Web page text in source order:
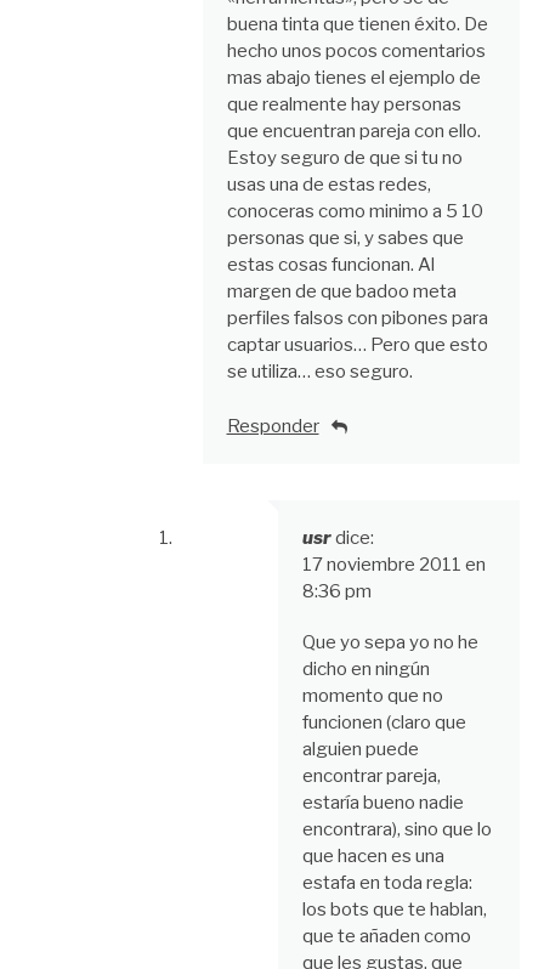
buena tinta que tienen éxito. De
hecho unos pocos comentarios
mas abajo tienes el ejemplo de
que realmente hay personas
que encuentran pareja con ello.
Estoy seguro de que si tu no
usas una de estas redes,
conoceras como minimo a 5 10
personas que si, y sabes que
estas cosas funcionan. Al
margen de que badoo meta
perfiles falsos con pibones para
captar usuarios… Pero que esto
se utiliza… eso seguro.
Responder
usrdice:
17 noviembre 2011 en
8:36 pm
Que yo sepa yo no he
dicho en ningún
momento que no
funcionen (claro que
alguien puede
encontrar pareja,
estaría bueno nadie
encontrara), sino que lo
que hacen es una
estafa en toda regla:
los bots que te hablan,
que te añaden como
que les gustas, que